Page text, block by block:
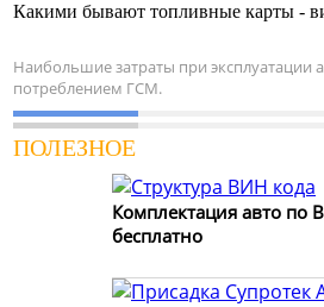
Какими бывают топливные карты -
Наибольшие затраты при эксплуатации
потреблением ГСМ.
ПОЛЕЗНОЕ
Комплектация авто по
бесплатно